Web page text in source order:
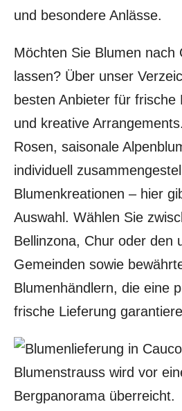
und besondere Anlässe.
Möchten Sie Blumen nach
lassen? Über unser
besten Anbieter für frische
und kreative
Rosen, saisonale
individuell
Blumenkreationen – hier
Auswahl. Wählen Sie
Bellinzona, Chur oder den
Gemeinden sowie
Blumenhändlern, die eine
frische Lieferung